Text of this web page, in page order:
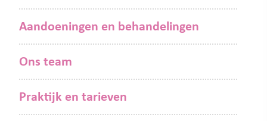
Aandoeningen en behandelingen
Ons team
Praktijk en tarieven